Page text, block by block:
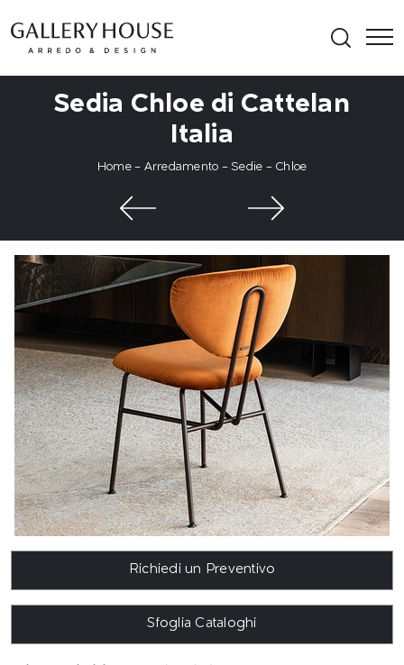
Sedia Chloe di Cattelan
Italia
Home- Arredamento - Sedie - Chloe
Richiedi un Preventivo
Sfoglia Cataloghi